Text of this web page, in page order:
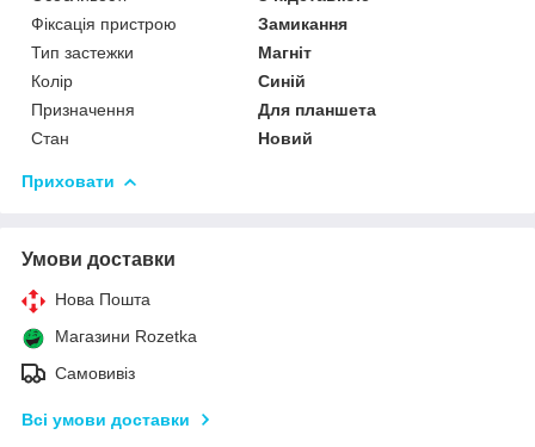
Фіксація пристрою
Замикання
Тип застежки
Магніт
Колір
Синій
Призначення
Для планшета
Стан
Новий
Приховати
Умови доставки
Нова Пошта
Магазини Rozetka
Самовивіз
Всі умови доставки